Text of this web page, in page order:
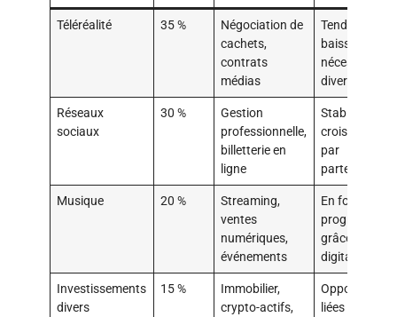
Téléréalité 35 %
Négociation de
cachets,
contrats
médias
Tendance à la
baisse,
nécessité de
Réseaux
sociaux
30 %
Gestion
professionnelle,
billetterie en
ligne
Stabilisation,
croissance
par
partenariats
Musique 20 %
Streaming,
ventes
numériques,
événements
En forte
progression
grâce au
digital
Investissements
divers
15 %
Immobilier,
crypto-actifs,
Opportunités
liées à la